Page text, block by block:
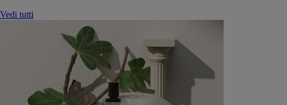
Vedi tutti